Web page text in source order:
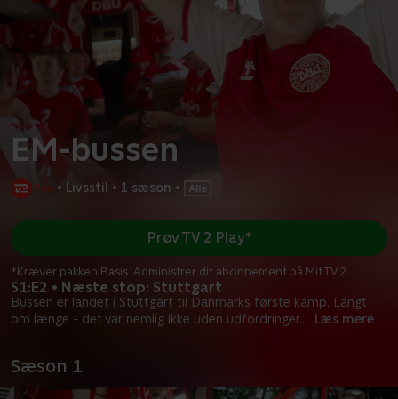
EM-bussen
• Livsstil • 1 sæson •
S1:E2 • Næste stop: Stuttgart
Bussen er landet i Stuttgart til Danmarks første kamp. Langt
om længe - det var nemlig ikke uden udfordringer... Læs mere
Prøv TV 2 Play*
*Kræver pakken Basis. Administrer dit abonnement på Mit TV 2.
Sæson 1